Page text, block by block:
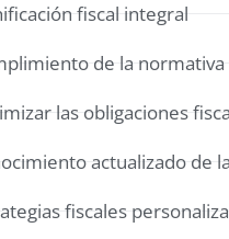
fiscal integral
de la normativa
las obligaciones
actualizado de
fiscales